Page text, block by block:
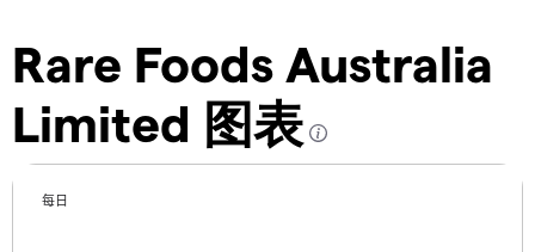
Rare Foods Australia
Limited 图表
每日